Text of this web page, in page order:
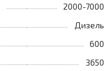
2000-7000
Дизель
600
3650